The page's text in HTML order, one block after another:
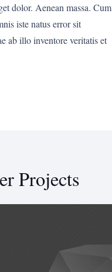
dolor. Aenean massa. Cum
iste natus error sit
ab illo inventore veritatis et
Projects